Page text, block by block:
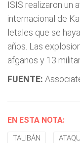
ISIS realizaron un
internacional de
letales que se
años. Las
afganos y 13
FUENTE:
EN ESTA NOTA:
TALIBÁN